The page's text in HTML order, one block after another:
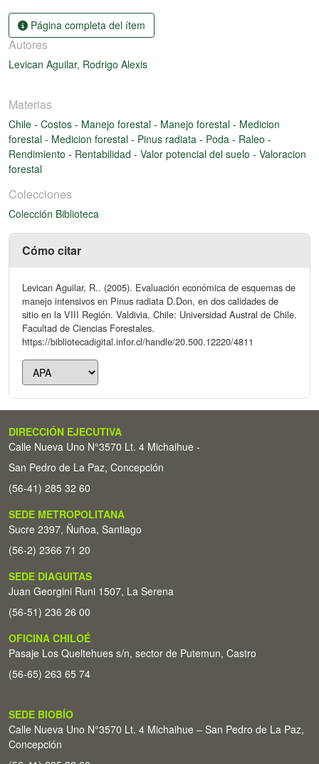
Página completa del ítem
Autores
Levican Aguilar, Rodrigo Alexis
Materias
Chile - Costos - Manejo forestal - Manejo forestal - Medicion
forestal - Medicion forestal - Pinus radiata - Poda - Raleo -
Rendimiento - Rentabilidad - Valor potencial del suelo - Valoracion
forestal
Colecciones
Colección Biblioteca
Cómo citar
Levican Aguilar, R.. (2005). Evaluación económica de esquemas de
manejo intensivos en Pinus radiata D.Don, en dos calidades de
sitio en la VIII Región. Valdivia, Chile: Universidad Austral de Chile.
Facultad de Ciencias Forestales.
https://bibliotecadigital.infor.cl/handle/20.500.12220/4811
DIRECCIÓN EJECUTIVA
Calle Nueva Uno N°3570 Lt. 4 Michaihue -
San Pedro de La Paz, Concepción
(56-41) 285 32 60
SEDE METROPOLITANA
Sucre 2397, Ñuñoa, Santiago
(56-2) 2366 71 20
SEDE DIAGUITAS
Juan Georgini Runi 1507, La Serena
(56-51) 236 26 00
OFICINA CHILOÉ
Pasaje Los Queltehues s/n, sector de Putemun, Castro
(56-65) 263 65 74
SEDE BIOBÍO
Calle Nueva Uno N°3570 Lt. 4 Michaihue – San Pedro de La Paz,
Concepción